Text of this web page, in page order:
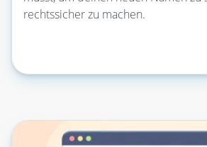
rechtssicher zu machen.